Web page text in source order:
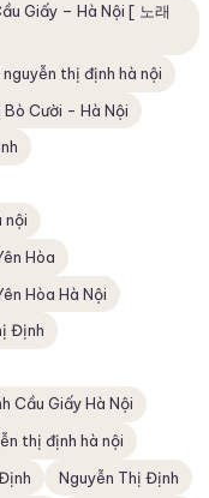
Giấy – Hà Nội [ 노래
nguyễn thị định hà nội
Bò Cười - Hà Nội
nội
Hòa
Hòa Hà Nội
Định
Cầu Giấy Hà Nội
thị định hà nội
Nguyễn Thị Định